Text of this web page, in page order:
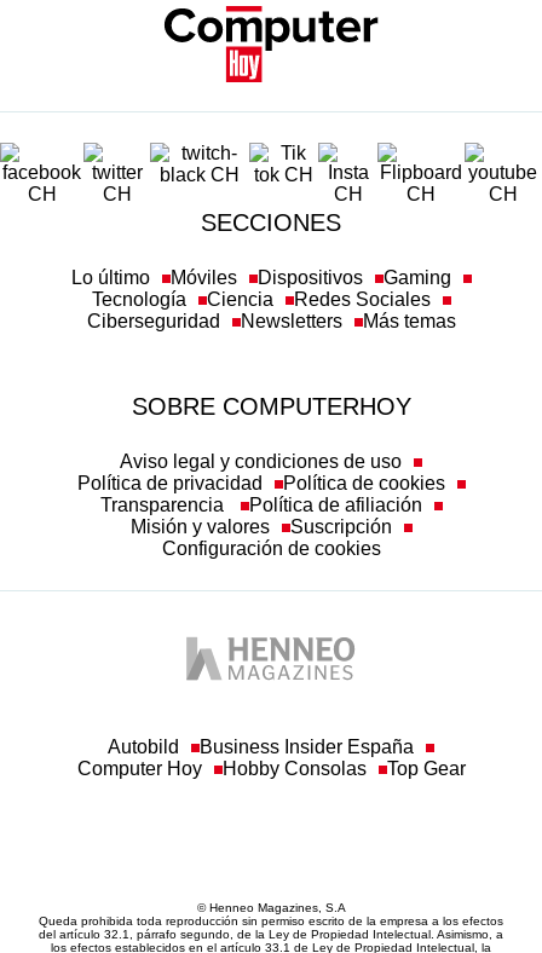
SECCIONES
Lo último Móviles Dispositivos
Gaming
Tecnología
Ciencia
Redes Sociales
Ciberseguridad
Newsletters Más temas
SOBRE COMPUTERHOY
Aviso legal y condiciones de uso
Política de privacidad
Política de cookies
Transparencia
Política de afiliación
Misión y valores
Suscripción
Configuración de cookies
Autobild
Business Insider España
Computer Hoy
Hobby Consolas Top Gear
© Henneo Magazines, S.A
Queda prohibida toda reproducción sin permiso escrito de la empresa a los efectos
del artículo 32.1, párrafo segundo, de la Ley de Propiedad Intelectual. Asimismo, a
los efectos establecidos en el artículo 33.1 de Ley de Propiedad Intelectual, la